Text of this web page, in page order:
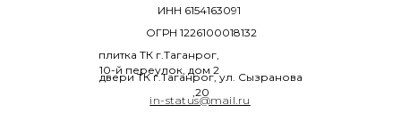
плитка ТК г.Таганрог,
10-й переулок, дом 2
двери ТК г.Таганрог, ул. Сызранова
,20
ОГРН 1226100018132
ИНН 6154163091
in-status@mail.ru